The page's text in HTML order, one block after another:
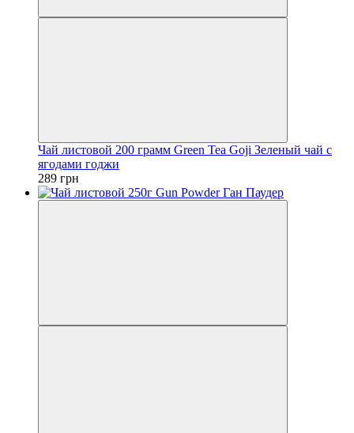
Чай листовой 200 грамм Green Tea Goji Зеленый чай с
ягодами годжи
289 грн